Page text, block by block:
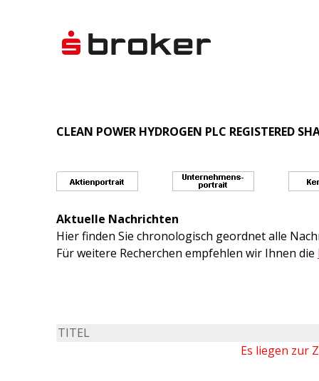
CLEAN POWER HYDROGEN PLC REGISTERED
Aktuelle Nachrichten
Hier finden Sie chronologisch geordnet alle
Für weitere Recherchen empfehlen wir Ihnen die
TITEL
Es liegen zur